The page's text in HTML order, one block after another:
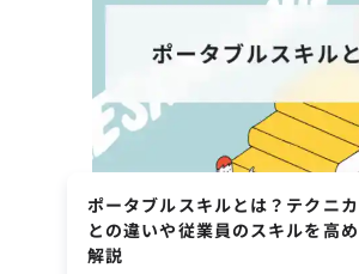
ポータブルスキルとは？テクニ
との違いや従業員のスキルを高
解説